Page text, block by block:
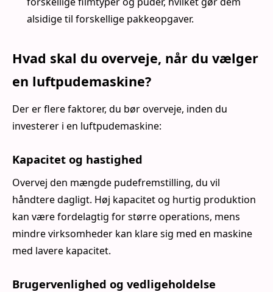
alsidige til forskellige pakkeopgaver.
Hvad skal du overveje, når du vælger
en luftpudemaskine?
Der er flere faktorer, du bør overveje, inden du
investerer i en luftpudemaskine:
Kapacitet og hastighed
Overvej den mængde pudefremstilling, du vil
håndtere dagligt. Høj kapacitet og hurtig produktion
kan være fordelagtig for større operations, mens
mindre virksomheder kan klare sig med en maskine
med lavere kapacitet.
Brugervenlighed og vedligeholdelse